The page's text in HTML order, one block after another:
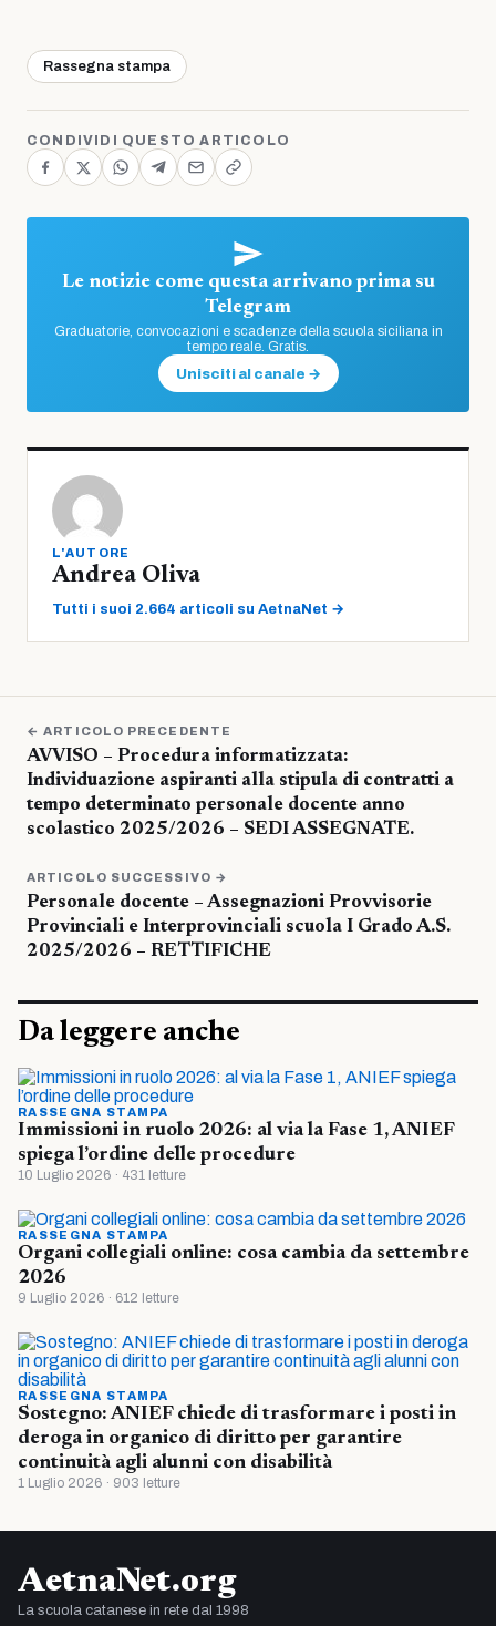
Rassegna stampa
CONDIVIDI QUESTO ARTICOLO
Le notizie come questa arrivano prima su
Telegram
Graduatorie, convocazioni e scadenze della scuola siciliana in
tempo reale. Gratis.
Unisciti al canale →
L'AUTORE
Andrea Oliva
Tutti i suoi 2.664 articoli su AetnaNet →
← ARTICOLO PRECEDENTE
AVVISO – Procedura informatizzata:
Individuazione aspiranti alla stipula di contratti a
tempo determinato personale docente anno
scolastico 2025/2026 – SEDI ASSEGNATE.
ARTICOLO SUCCESSIVO →
Personale docente – Assegnazioni Provvisorie
Provinciali e Interprovinciali scuola I Grado A.S.
2025/2026 – RETTIFICHE
Da leggere anche
RASSEGNA STAMPA
Immissioni in ruolo 2026: al via la Fase 1, ANIEF
spiega l’ordine delle procedure
10 Luglio 2026 · 431 letture
RASSEGNA STAMPA
Organi collegiali online: cosa cambia da settembre
2026
9 Luglio 2026 · 612 letture
RASSEGNA STAMPA
Sostegno: ANIEF chiede di trasformare i posti in
deroga in organico di diritto per garantire
continuità agli alunni con disabilità
1 Luglio 2026 · 903 letture
AetnaNet.org
La scuola catanese in rete dal 1998